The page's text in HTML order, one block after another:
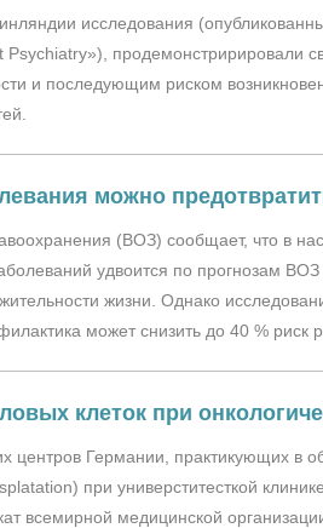
исследования
Psychiatry»), продемонстририровали
и последующим риском
можно
(ВОЗ) сообщает, что в
удвоится по прогнозам
жизни. Однако
может снизить до 40 % риск
клеток при
Германии, практикующих в
при универститесткой
всемирной медицинской